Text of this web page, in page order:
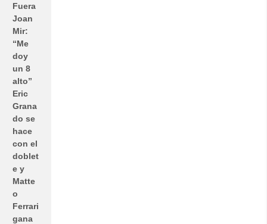
Fuera
Joan
Mir:
“Me
doy
un 8
alto”
Eric
Grana
do se
hace
con el
doblet
e y
Matte
o
Ferrari
gana